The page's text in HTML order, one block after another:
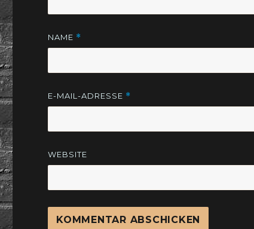
NAME *
E-MAIL-ADRESSE *
WEBSITE